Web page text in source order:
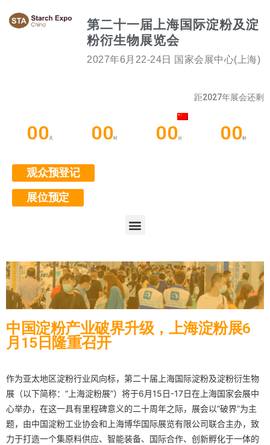
第二十一届上海国际淀粉及淀
粉衍生物展览会
2027年6月22-24日 国家会展中心(上海)
距2027年展会还剩
00天 00时 00分 00秒
观众预登记
展位预定
中国淀粉产业破界升级，上海淀粉展6
月15日隆重召开
作为亚太地区淀粉行业风向标，第二十届上海国际淀粉及淀粉衍生物
展（以下简称：“上海淀粉展”）将于6月15日-17日在上海国家会展中
心举办，在这一具有里程碑意义的二十周年之际，展会以“破界”为主
题，由中国淀粉工业协会和上海博华国际展览有限公司联合主办，致
力于打造一个集原料供应、智能装备、国际合作、创新孵化于一体的